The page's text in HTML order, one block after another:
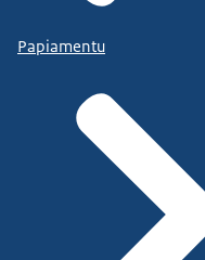
Papiamentu